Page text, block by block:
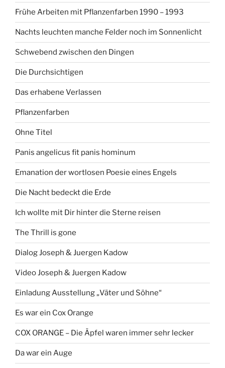
Frühe Arbeiten mit Pflanzenfarben 1990 – 1993
Nachts leuchten manche Felder noch im Sonnenlicht
Schwebend zwischen den Dingen
Die Durchsichtigen
Das erhabene Verlassen
Pflanzenfarben
Ohne Titel
Panis angelicus fit panis hominum
Emanation der wortlosen Poesie eines Engels
Die Nacht bedeckt die Erde
Ich wollte mit Dir hinter die Sterne reisen
The Thrill is gone
Dialog Joseph & Juergen Kadow
Video Joseph & Juergen Kadow
Einladung Ausstellung „Väter und Söhne“
Es war ein Cox Orange
COX ORANGE – Die Äpfel waren immer sehr lecker
Da war ein Auge